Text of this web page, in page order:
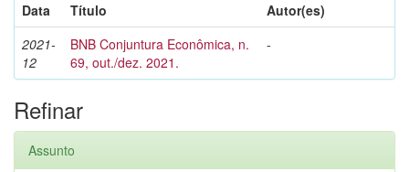
Data
Título
Autor(es)
2021-
12
BNB Conjuntura Econômica, n.
69, out./dez. 2021.
-
Refinar
Assunto